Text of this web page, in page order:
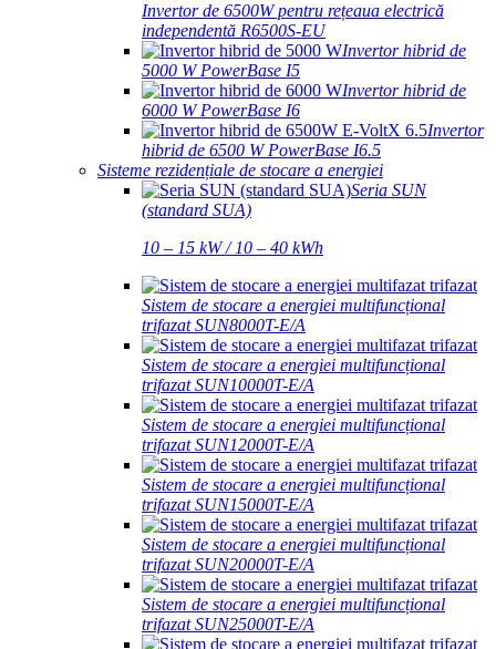
Invertor de 6500W pentru rețeaua electrică
independentă R6500S-EU
Invertor hibrid de
5000 W PowerBase I5
Invertor hibrid de
6000 W PowerBase I6
Invertor
hibrid de 6500 W PowerBase I6.5
Sisteme rezidențiale de stocare a energiei
Seria SUN
(standard SUA)
10 – 15 kW / 10 – 40 kWh
Sistem de stocare a energiei multifuncțional
trifazat SUN8000T-E/A
Sistem de stocare a energiei multifuncțional
trifazat SUN10000T-E/A
Sistem de stocare a energiei multifuncțional
trifazat SUN12000T-E/A
Sistem de stocare a energiei multifuncțional
trifazat SUN15000T-E/A
Sistem de stocare a energiei multifuncțional
trifazat SUN20000T-E/A
Sistem de stocare a energiei multifuncțional
trifazat SUN25000T-E/A